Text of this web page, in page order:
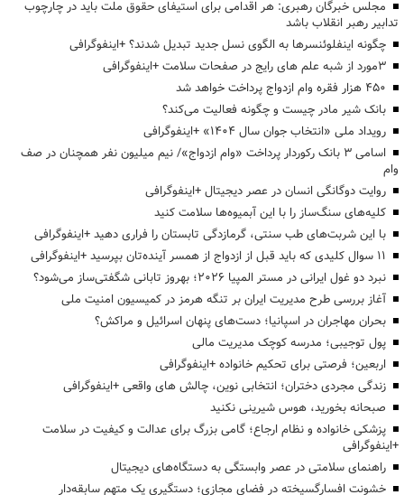
مجلس خبرگان رهبری: هر اقدامی برای استیفای حقوق ملت باید در چارچوب
تدابیر رهبر انقلاب باشد
چگونه اینفلوئنسرها به الگوی نسل جدید تبدیل شدند؟ +اینفوگرافی
3مورد از شبه علم های رایج در صفحات سلامت +اینفوگرافی
۴۵۰ هزار فقره وام ازدواج پرداخت خواهد شد
بانک شیر مادر چیست و چگونه فعالیت می‌کند؟
رویداد ملی «انتخاب جوان سال ۱۴۰۴» +اینفوگرافی
اسامی ۳ بانک رکوردار پرداخت «وام ازدواج»/ نیم میلیون نفر همچنان در صف
وام
روایت دوگانگی انسان در عصر دیجیتال +اینفوگرافی
کلیه‌های سنگ‌ساز را با این آبمیوه‌ها سلامت کنید
با این شربت‌های طب سنتی، گرمازدگی تابستان را فراری دهید +اینفوگرافی
۱۱ سوال کلیدی که باید قبل از ازدواج از همسر آینده‌تان بپرسید +اینفوگرافی
نبرد دو غول ایرانی در مستر المپیا ۲۰۲۶؛ بهروز تابانی شگفتی‌ساز می‌شود؟
آغاز بررسی طرح مدیریت ایران بر تنگه هرمز در کمیسیون امنیت ملی
بحران مهاجران در اسپانیا؛ دست‌های پنهان اسرائیل و مراکش؟
پول توجیبی؛ مدرسه کوچک مدیریت مالی
اربعین؛ فرصتی برای تحکیم خانواده +اینفوگرافی
زندگی مجردی دختران؛ انتخابی نوین، چالش های واقعی +اینفوگرافی
صبحانه بخورید، هوس شیرینی نکنید
پزشکی خانواده و نظام ارجاع؛ گامی بزرگ برای عدالت و کیفیت در سلامت
+اینفوگرافی
راهنمای سلامتی در عصر وابستگی به دستگاه‌های دیجیتال
خشونت افسارگسیخته در فضای مجازی؛ دستگیری یک متهم سابقه‌دار